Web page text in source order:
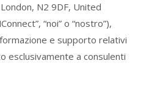
N2 9DF, United
“noi” o “nostro”),
e supporto relativi
esclusivamente a consulenti